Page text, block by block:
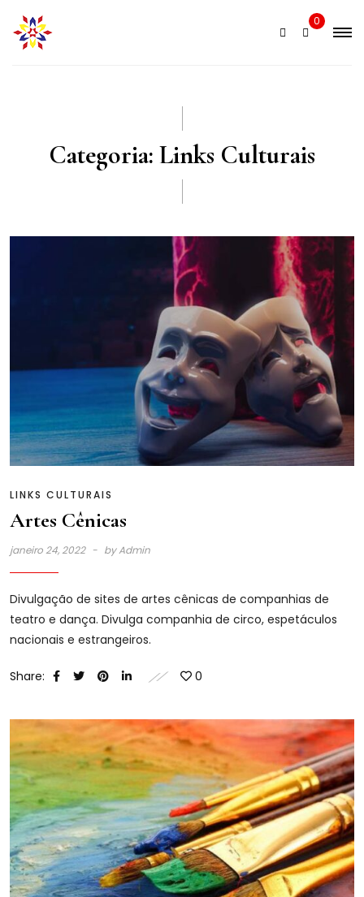
content
0
Categoria: Links Culturais
LINKS CULTURAIS
Artes Cênicas
janeiro 24, 2022 byAdmin
Divulgação de sites de artes cênicas de companhias de
teatro e dança. Divulga companhia de circo, espetáculos
nacionais e estrangeiros.
Share: 0